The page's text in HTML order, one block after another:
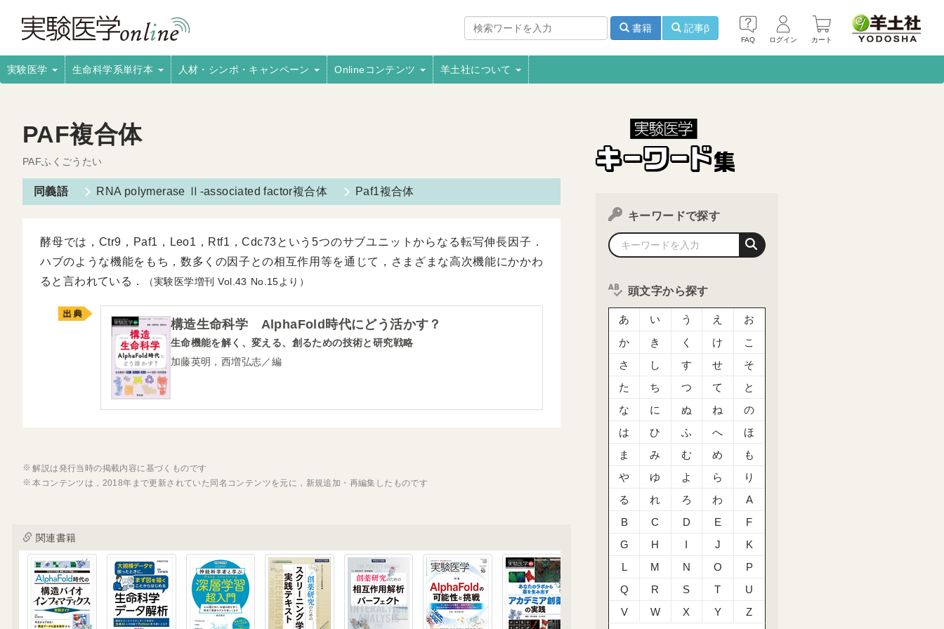
FAQ ログイン カート
書籍 記事β
実験医学 生命科学系単行本 人材・シンポ・キャンペーン Onlineコンテンツ 羊土社について
PAF複合体
PAFふくごうたい
RNA polymerase Ⅱ-associated factor複合体 Paf1複合体
酵母では，Ctr9，Paf1，Leo1，Rtf1，Cdc73という5つのサブユニットからなる転写伸長因子．
ハブのような機能をもち，数多くの因子との相互作用等を通じて，さまざまな高次機能にかかわ
ると言われている．
（実験医学増刊 43 15より）
構造生命科学 AlphaFold時代にどう活かす？
生命機能を解く、変える、創るための技術と研究戦略
加藤英明，西増弘志／編
解説は発行当時の掲載内容に基づくものです
本コンテンツは，2018年まで更新されていた同名コンテンツを元に，新規追加・再編集したものです
関連書籍
キーワードで探す
頭文字から探す
あ い う え
お
か
き く け
こ
さ
し す せ
そ
た
ち つ て
と
な
に ぬ ね
の
は
ひ ふ へ
ほ
ま
み む め
も
や
ゆ よ ら
り
る
れ ろ わ
A
B
C D E
F
G
H I J
K
L
M N O
P
Q
R S T
U
V
W X Y
Z